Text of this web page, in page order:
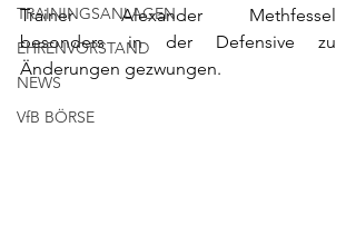
TRAININGSANLAGEN
EHRENVORSTAND
NEWS
VfB BÖRSE
Trainer Alexander Methfessel
besonders in der Defensive zu
Änderungen gezwungen.